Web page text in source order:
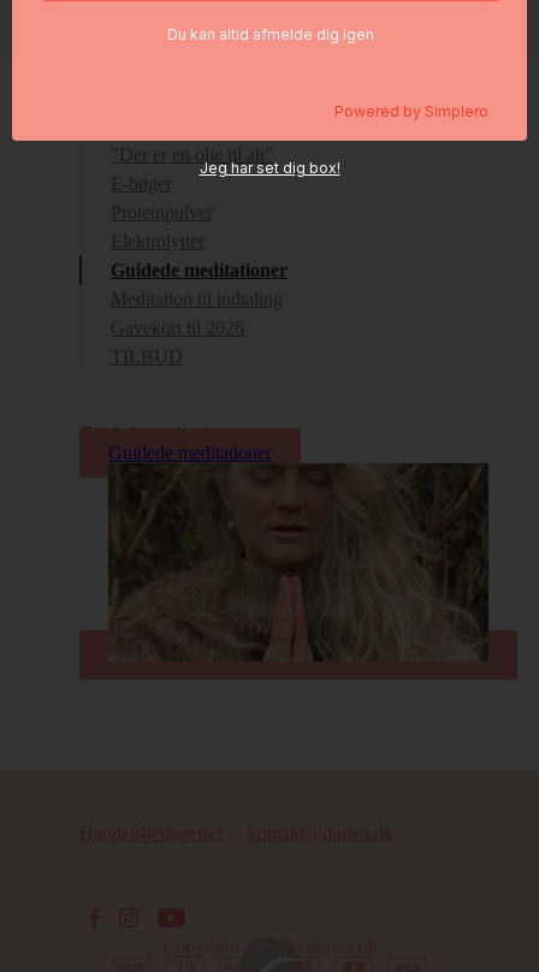
"Der er en olie til alt"
E-bøger
Proteinpulver
Elektrolytter
Guidede meditationer
Meditation til indtaling
Gavekort til 2026
TILBUD
Guidede meditationer
Guidede meditationer
Du kan altid afmelde dig igen
Powered by Simplero
Jeg har set dig box!